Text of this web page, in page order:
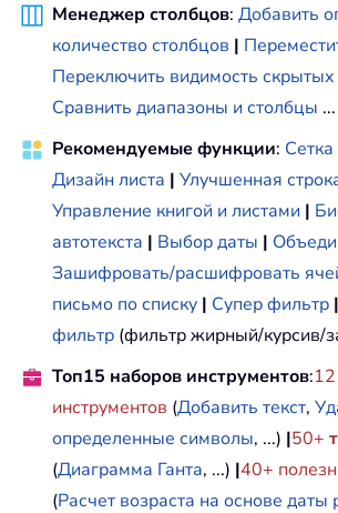
Менеджер столбцов: Добавить
количество столбцов |
Переключить видимость скрытых
Сравнить диапазоны и столбцы ...
Рекомендуемые функции:
Дизайн листа | Улучшенная
Управление книгой и листами |
автотекста | Выбор даты |
Зашифровать/расшифровать
письмо по списку | Супер фильтр |
фильтр (фильтр жирный/курсив/
Топ15 наборов инструментов:12
инструментов (Добавить текст,
определенные символы, ...) |50+
(Диаграмма Ганта, ...) |40+
(Расчет возраста на основе